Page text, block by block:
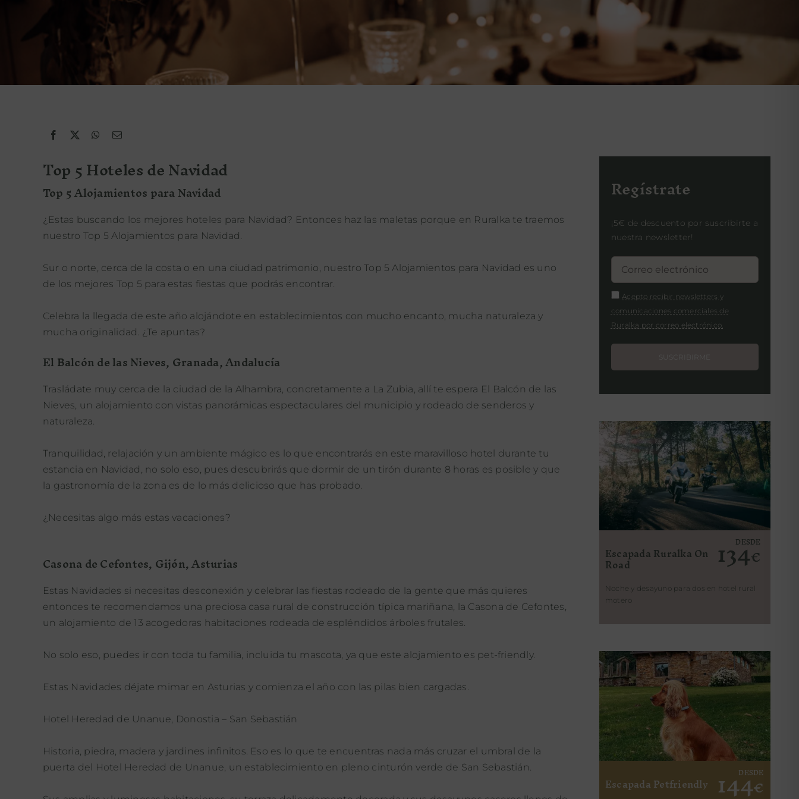
Top 5 Hoteles de Navidad
Top 5 Alojamientos para Navidad
¿Estas buscando los mejores hoteles para Navidad? Entonces haz las maletas porque en Ruralka te traemos
nuestro Top 5 Alojamientos para Navidad.
Sur o norte, cerca de la costa o en una ciudad patrimonio, nuestro Top 5 Alojamientos para Navidad es uno
de los mejores Top 5 para estas fiestas que podrás encontrar.
Celebra la llegada de este año alojándote en establecimientos con mucho encanto, mucha naturaleza y
mucha originalidad. ¿Te apuntas?
El Balcón de las Nieves, Granada, Andalucía
Trasládate muy cerca de la ciudad de la Alhambra, concretamente a La Zubia, allí te espera El Balcón de las
Nieves, un alojamiento con vistas panorámicas espectaculares del municipio y rodeado de senderos y
naturaleza.
Tranquilidad, relajación y un ambiente mágico es lo que encontrarás en este maravilloso hotel durante tu
estancia en Navidad, no solo eso, pues descubrirás que dormir de un tirón durante 8 horas es posible y que
la gastronomía de la zona es de lo más delicioso que has probado.
¿Necesitas algo más estas vacaciones?
Casona de Cefontes, Gijón, Asturias
Estas Navidades si necesitas desconexión y celebrar las fiestas rodeado de la gente que más quieres
entonces te recomendamos una preciosa casa rural de construcción típica mariñana, la Casona de Cefontes,
un alojamiento de 13 acogedoras habitaciones rodeada de espléndidos árboles frutales.
No solo eso, puedes ir con toda tu familia, incluida tu mascota, ya que este alojamiento es pet-friendly.
Estas Navidades déjate mimar en Asturias y comienza el año con las pilas bien cargadas.
Hotel Heredad de Unanue, Donostia – San Sebastián
Historia, piedra, madera y jardines infinitos. Eso es lo que te encuentras nada más cruzar el umbral de la
puerta del Hotel Heredad de Unanue, un establecimiento en pleno cinturón verde de San Sebastián.
Regístrate
¡5€ de descuento por suscribirte a
nuestra newsletter!
Acepto recibir newsletters y
comunicaciones comerciales de
Ruralka por correo electrónico.
Escapada Ruralka On
Road
DESDE
134€
Noche y desayuno para dos en hotel rural
motero
Escapada Petfriendly
DESDE
144€